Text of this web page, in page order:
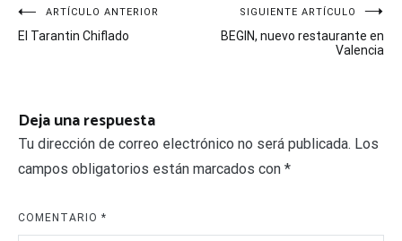
Navegación
de
ARTÍCULO ANTERIOR
El Tarantin Chiflado
SIGUIENTE ARTÍCULO
BEGIN, nuevo restaurante en
Valencia
Deja una respuesta
Tu dirección de correo electrónico no será publicada. Los
campos obligatorios están marcados con *
COMENTARIO *